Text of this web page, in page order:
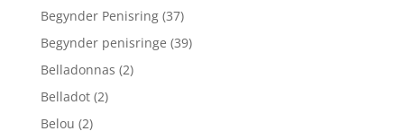
Begynder Penisring (37)
Begynder penisringe (39)
Belladonnas (2)
Belladot (2)
Belou (2)